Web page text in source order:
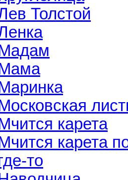
Толстой
карета
карета
то